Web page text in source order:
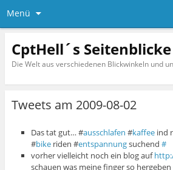
Menü
CptHell´s Seitenblicke
Die Welt aus verschiedenen Blickwinkeln und
Tweets am 2009-08-02
Das tat gut… #ausschlafen #kaffee ind
#bike riden #entspannungsuchend#
vorher vielleicht noch ein blog auf
schauen was meine finger so hergeben